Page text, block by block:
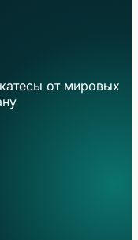
от мировых